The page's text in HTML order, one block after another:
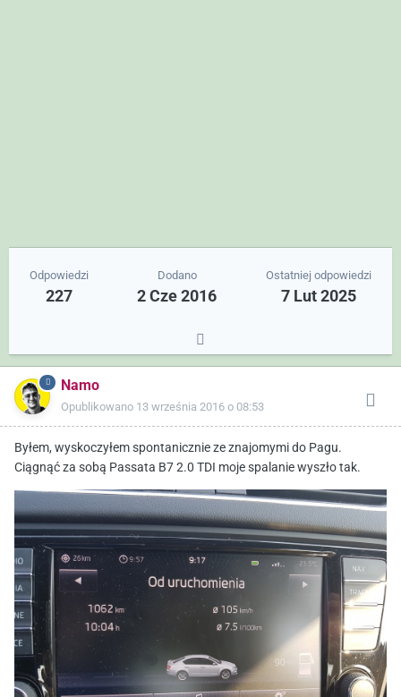
Odpowiedzi
227
Dodano
2 Cze 2016
Ostatniej odpowiedzi
7 Lut 2025
Namo
Opublikowano 13 września 2016 o 08:53
Byłem, wyskoczyłem spontanicznie ze znajomymi do Pagu.
Ciągnąć za sobą Passata B7 2.0 TDI moje spalanie wyszło tak.